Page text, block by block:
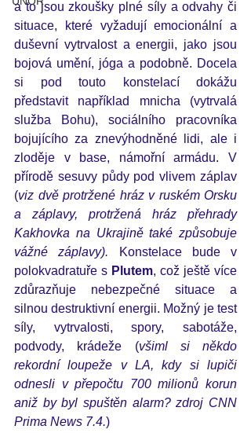
a to jsou zkoušky plné síly a odvahy či
situace, které vyžadují emocionální a
duševní vytrvalost a energii, jako jsou
bojová umění, jóga a podobně. Docela
si pod touto konstelací dokážu
představit například mnicha (vytrvalá
služba Bohu), sociálního pracovníka
bojujícího za znevýhodněné lidi, ale i
zloděje v base, námořní armádu. V
přírodě sesuvy půdy pod vlivem záplav
(viz dvě protržené hráz v ruském Orsku
a záplavy, protržená hráz přehrady
Kakhovka na Ukrajině také způsobuje
vážné záplavy). Konstelace bude v
polokvadratuře s Plutem, což ještě více
zdůrazňuje nebezpečné situace a
silnou destruktivní energii. Možný je test
síly, vytrvalosti, spory, sabotáže,
podvody, krádeže (všiml si někdo
rekordní loupeže v LA, kdy si lupiči
odnesli v přepočtu 700 milionů korun
aniž by byl spuštěn alarm? zdroj CNN
Prima News 7.4.)